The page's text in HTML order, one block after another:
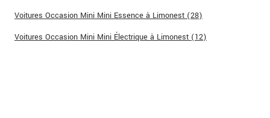
Voitures Occasion Mini Mini Essence à Limonest (28)
Voitures Occasion Mini Mini Électrique à Limonest (12)